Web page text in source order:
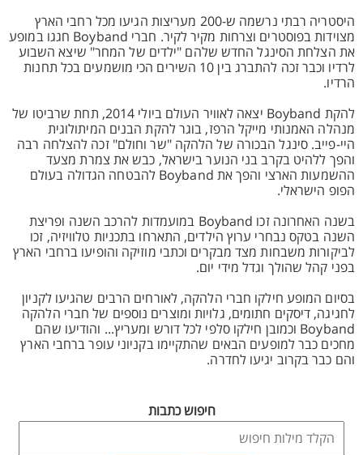
היסטריה רבתי נרשמה ש-200 מעריצות הגיעו מכל רחבי הארץ
מצוידות בפוסטרים וצרחות מקיר לקיר. חברי Boyband חגגו במופע
את הצלחת הסינגל החדש שלהם "ילדים של המחר" שיצא השבוע
לרדיו וכבר זכה להתברג בין 10 השירים הכי מושמעים בכל תחנות
הרדיו.
להקת Boyband יצאה לאוויר העולם ביולי 2014, תחת שרביטו של
מנהלה האמנותי מייקל הרפז, בוגר להקת הבנים המיתולוגית
היי-פייב. סינגל הבכורה של הלהקה "שר וחולם" זכה להצלחה רבה
והפך ללהיט בקרב בני הנוער בישראל, כבש את צמרת מצעד
ההשמעות הארצי והפך את Boyband להבטחה הגדולה בעולם
הפופ הישראלי.
בשנה האחרונה זכו Boyband במועמדות להרכב השנה ופריצת
השנה בטקס נבחרי ערוץ הילדים, התארחו בתכניות טלוויזיה, זכו
לביקורות משבחות מצד מבקרים וכתבי מוזיקה והופיעו ברחבי הארץ
בפני קהל שהולך וגדל מידי יום.
בסיום המופע חילקו חברי הלהקה, לאורחים הרבים שהגיעו לקניון
לחגיגה, דיסקים חתומים, גלויות ומוצרים נוספים של חברי הלהקה
Boyband וכמובן חילקו סלפי לכל דורש ומעריץ... והודיעו שהם
מחכים כבר למופעים הבאים שהתקיימו בקניוני עופר ברחבי הארץ
והם כבר בקרוב יגיעו לחדרה.
חיפוש כתבות